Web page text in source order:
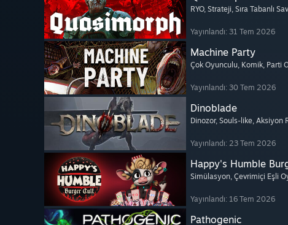
RYO, Strateji, Sıra Tabanlı
Yayınlandı: 31 Tem 2026
Machine Party
Çok Oyunculu, Komik, Parti
Yayınlandı: 30 Tem 2026
Dinoblade
Dinozor, Souls-like, Aksiyon
Yayınlandı: 23 Tem 2026
Happy's Humble
Simülasyon, Çevrimiçi Eşli
Yayınlandı: 16 Tem 2026
Pathogenic